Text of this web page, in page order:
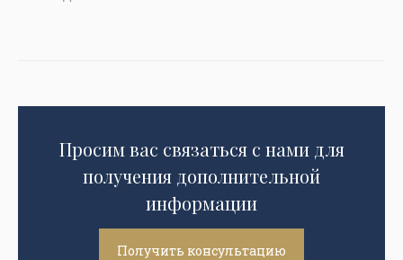
Просим вас связаться с нами для
получения дополнительной
информации
Получить консультацию